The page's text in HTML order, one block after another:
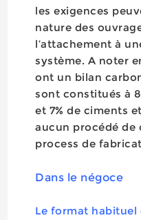
les exigences
nature des
l’attachement à
système. A noter
ont un bilan
sont constitués à
et 7% de ciments
aucun procédé de
process de
Dans le négoce
Le format habituel